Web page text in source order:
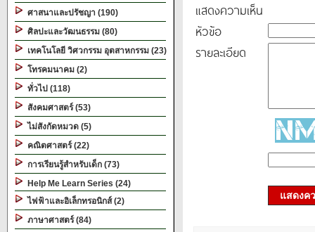
ศาสนาและปรัชญา (190)
ศิลปะและวัฒนธรรม (80)
เทคโนโลยี วิศวกรรม อุตสาหกรรม (23)
โทรคมนาคม (2)
ทั่วไป (118)
สังคมศาสตร์ (53)
ไม่สังกัดหมวด (5)
คณิตศาสตร์ (22)
การเรียนรู้สำหรับเด็ก (73)
Help Me Learn Series (24)
ไฟฟ้าและอิเล็กทรอนิกส์ (2)
ภาษาศาสตร์ (84)
แสดงความเห็น
หัวข้อ
รายละเอียด
แสดงค